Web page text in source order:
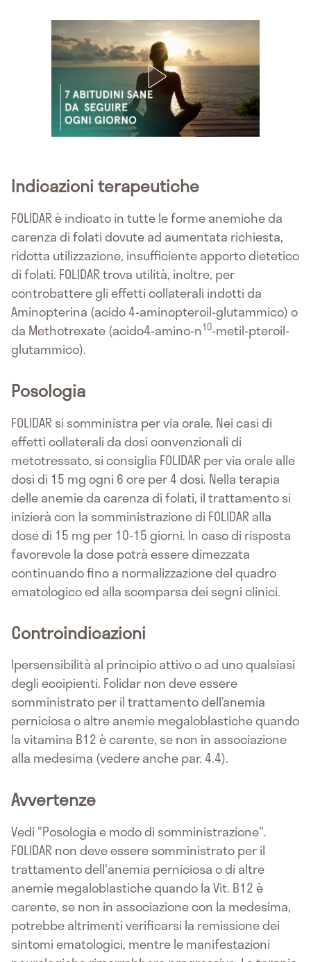
Indicazioni terapeutiche
FOLIDAR è indicato in tutte le forme anemiche da
carenza di folati dovute ad aumentata richiesta,
ridotta utilizzazione, insufficiente apporto dietetico
di folati. FOLIDAR trova utilità, inoltre, per
controbattere gli effetti collaterali indotti da
Aminopterina (acido 4-aminopteroil-glutammico) o
da Methotrexate (acido4-amino-n10-metil-pteroil-
glutammico).
Posologia
FOLIDAR si somministra per via orale. Nei casi di
effetti collaterali da dosi convenzionali di
metotressato, si consiglia FOLIDAR per via orale alle
dosi di 15 mg ogni 6 ore per 4 dosi. Nella terapia
delle anemie da carenza di folati, il trattamento si
inizierà con la somministrazione di FOLIDAR alla
dose di 15 mg per 10-15 giorni. In caso di risposta
favorevole la dose potrà essere dimezzata
continuando fino a normalizzazione del quadro
ematologico ed alla scomparsa dei segni clinici.
Controindicazioni
Ipersensibilità al principio attivo o ad uno qualsiasi
degli eccipienti. Folidar non deve essere
somministrato per il trattamento dell’anemia
perniciosa o altre anemie megaloblastiche quando
la vitamina B12 è carente, se non in associazione
alla medesima (vedere anche par. 4.4).
Avvertenze
Vedi "Posologia e modo di somministrazione".
FOLIDAR non deve essere somministrato per il
trattamento dell'anemia perniciosa o di altre
anemie megaloblastiche quando la Vit. B12 è
carente, se non in associazione con la medesima,
potrebbe altrimenti verificarsi la remissione dei
sintomi ematologici, mentre le manifestazioni